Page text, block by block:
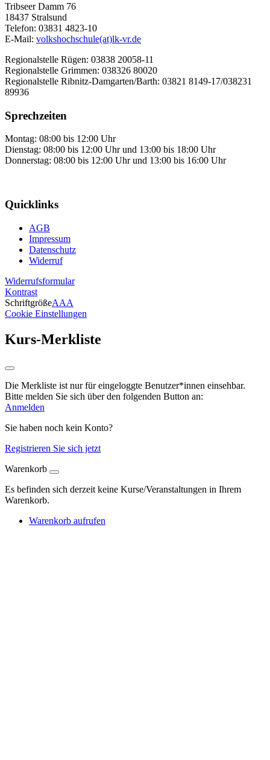
Tribseer Damm 76
18437 Stralsund
Telefon: 03831 4823-10
E-Mail: volkshochschule(at)lk-vr.de
Regionalstelle Rügen: 03838 20058-11
Regionalstelle Grimmen: 038326 80020
Regionalstelle Ribnitz-Damgarten/Barth: 03821 8149-17/038231
89936
Sprechzeiten
Montag: 08:00 bis 12:00 Uhr
Dienstag: 08:00 bis 12:00 Uhr und 13:00 bis 18:00 Uhr
Donnerstag: 08:00 bis 12:00 Uhr und 13:00 bis 16:00 Uhr
Quicklinks
AGB
Impressum
Datenschutz
Widerruf
Widerrufsformular
Kontrast
SchriftgrößeAAA
Cookie Einstellungen
Kurs-Merkliste
Die Merkliste ist nur für eingeloggte Benutzer*innen einsehbar.
Bitte melden Sie sich über den folgenden Button an:
Anmelden
Sie haben noch kein Konto?
Registrieren Sie sich jetzt
Warenkorb
Es befinden sich derzeit keine Kurse/Veranstaltungen in Ihrem
Warenkorb.
Warenkorb aufrufen